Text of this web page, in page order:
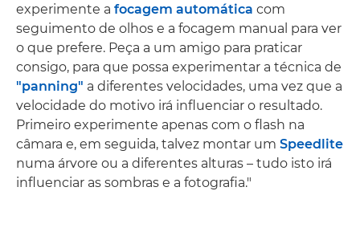
experimente a focagem automática com
seguimento de olhos e a focagem manual para ver
o que prefere. Peça a um amigo para praticar
consigo, para que possa experimentar a técnica de
"panning" a diferentes velocidades, uma vez que a
velocidade do motivo irá influenciar o resultado.
Primeiro experimente apenas com o flash na
câmara e, em seguida, talvez montar um Speedlite
numa árvore ou a diferentes alturas – tudo isto irá
influenciar as sombras e a fotografia."